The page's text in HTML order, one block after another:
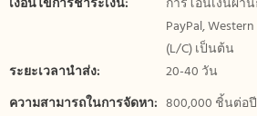
เงื่อนไขการชำระเงิน:
การโอนเงินผ่า
PayPal,
(L/C) เป็นต้น
ระยะเวลานำส่ง:
20-40 วัน
ความสามารถในการจัดหา: 800,000 ชิ้นต่อปี